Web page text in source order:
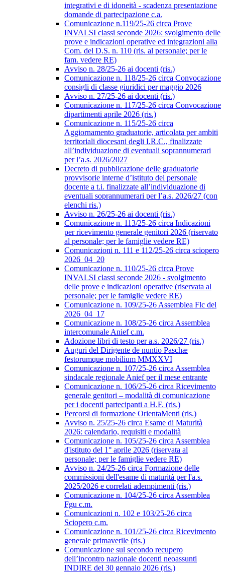
integrativi e di idoneità - scadenza presentazione
domande di partecipazione c.a.
Comunicazione n.119/25-26 circa Prove
INVALSI classi seconde 2026: svolgimento delle
prove e indicazioni operative ed integrazioni alla
Com. del D.S. n. 110 (ris. al personale; per le
fam. vedere RE)
Avviso n. 28/25-26 ai docenti (ris.)
Comunicazione n. 118/25-26 circa Convocazione
consigli di classe giuridici per maggio 2026
Avviso n. 27/25-26 ai docenti (ris.)
Comunicazione n. 117/25-26 circa Convocazione
dipartimenti aprile 2026 (ris.)
Comunicazione n. 115/25-26 circa
Aggiornamento graduatorie, articolata per ambiti
territoriali diocesani degli I.R.C., finalizzate
all’individuazione di eventuali soprannumerari
per l’a.s. 2026/2027
Decreto di pubblicazione delle graduatorie
provvisorie interne d’istituto del personale
docente a t.i. finalizzate all’individuazione di
eventuali soprannumerari per l’a.s. 2026/27 (con
elenchi ris.)
Avviso n. 26/25-26 ai docenti (ris.)
Comunicazione n. 113/25-26 circa Indicazioni
per ricevimento generale genitori 2026 (riservato
al personale; per le famiglie vedere RE)
Comunicazioni n. 111 e 112/25-26 circa sciopero
2026_04_20
Comunicazione n. 110/25-26 circa Prove
INVALSI classi seconde 2026 - svolgimento
delle prove e indicazioni operative (riservata al
personale; per le famiglie vedere RE)
Comunicazione n. 109/25-26 Assemblea Flc del
2026_04_17
Comunicazione n. 108/25-26 circa Assemblea
intercomunale Anief c.m.
Adozione libri di testo per a.s. 2026/27 (ris.)
Auguri del Dirigente de nuntio Paschæ
festorumque mobilium MMXXVI
Comunicazione n. 107/25-26 circa Assemblea
sindacale regionale Anief per il mese entrante
Comunicazione n. 106/25-26 circa Ricevimento
generale genitori – modalità di comunicazione
per i docenti partecipanti a H.F. (ris.)
Percorsi di formazione OrientaMenti (ris.)
Avviso n. 25/25-26 circa Esame di Maturità
2026: calendario, requisiti e modalità
Comunicazione n. 105/25-26 circa Assemblea
d'istituto del 1° aprile 2026 (riservata al
personale; per le famiglie vedere RE)
Avviso n. 24/25-26 circa Formazione delle
commissioni dell'esame di maturità per l'a.s.
2025/2026 e correlati adempimenti (ris.)
Comunicazione n. 104/25-26 circa Assemblea
Fgu c.m.
Comunicazioni n. 102 e 103/25-26 circa
Sciopero c.m.
Comunicazione n. 101/25-26 circa Ricevimento
generale primaverile (ris.)
Comunicazione sul secondo recupero
dell’incontro nazionale docenti neoassunti
INDIRE del 30 gennaio 2026 (ris.)